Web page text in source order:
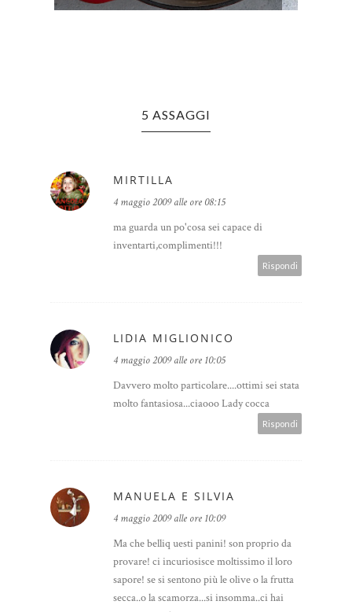
5 ASSAGGI
MIRTILLA
4 maggio 2009 alle ore 08:15
ma guarda un po'cosa sei capace di
inventarti,complimenti!!!
Rispondi
LIDIA MIGLIONICO
4 maggio 2009 alle ore 10:05
Davvero molto particolare....ottimi sei stata
molto fantasiosa...ciaooo Lady cocca
Rispondi
MANUELA E SILVIA
4 maggio 2009 alle ore 10:09
Ma che belliq uesti panini! son proprio da
provare! ci incuriosisce moltissimo il loro
sapore! se si sentono più le olive o la frutta
secca..o la scamorza...si insomma..ci hai